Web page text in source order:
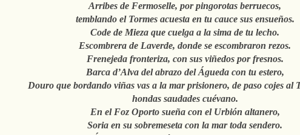
Arribes de Fermoselle, por pingorotas berruecos,
temblando el Tormes acuesta en tu cauce sus ensueños.
Code de Mieza que cuelga a la sima de tu lecho.
Escombrera de Laverde, donde se escombraron rezos.
Frenejeda fronteriza, con sus viñedos por fresnos.
Barca d’Alva del abrazo del Águeda con tu estero,
Douro que bordando viñas vas a la mar prisionero, de paso cojes al
hondas saudades cuévano.
En el Foz Oporto sueña con el Urbión altanero,
Soria en su sobremeseta con la mar toda sendero.